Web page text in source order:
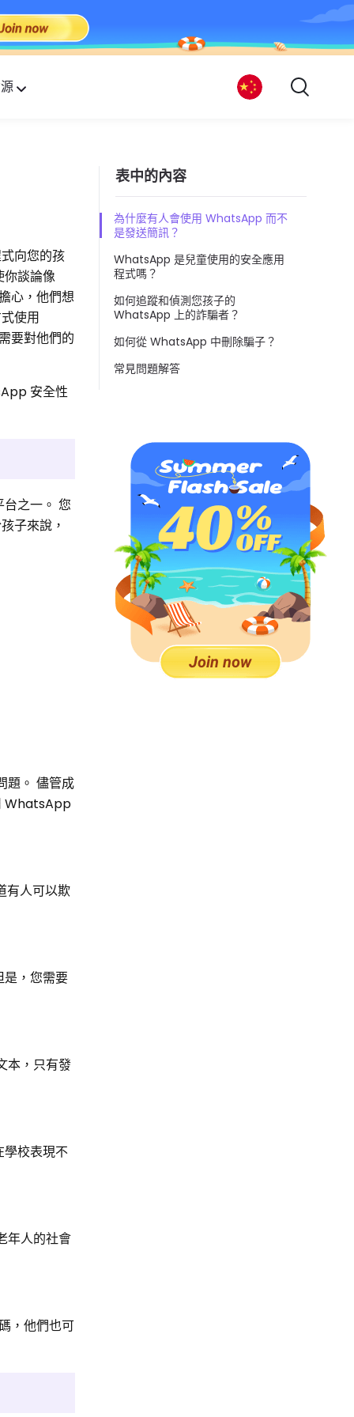
向您的孩
你談論像
心，他們想
使用
要對他們的
安全性
之一。 您
子來說，
題。 儘管成
WhatsApp
有人可以欺
是，您需要
本，只有發
學校表現不
年人的社會
，他們也可
表中的內容
為什麼有人會使用 WhatsApp 而不
是發送簡訊？
WhatsApp 是兒童使用的安全應用
程式嗎？
如何追蹤和偵測您孩子的
WhatsApp 上的詐騙者？
如何從 WhatsApp 中刪除騙子？
常見問題解答